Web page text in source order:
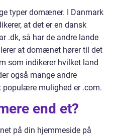
typer domæner. I Danmark
at det er en dansk
.dk, så har de andre lande
at domænet hører til det
som indikerer hvilket land
også mange andre
populære mulighed er .com.
end et?
på din hjemmeside på